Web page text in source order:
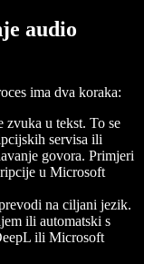
audio
ima dva koraka:
zvuka u tekst. To se
servisa ili
govora. Primjeri
u Microsoft
na ciljani jezik.
ili automatski s
ili Microsoft